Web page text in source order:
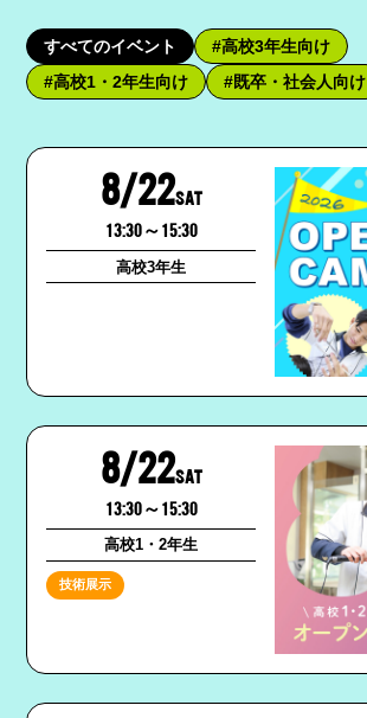
すべてのイベント
#高校3年生向け
#高校1・2年生向け
#既卒・社会人向け
8/22SAT
13:30～15:30
高校3年生
8/22SAT
13:30～15:30
高校1・2年生
技術展示